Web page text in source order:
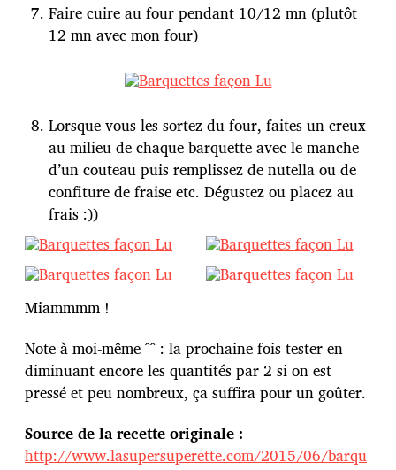
Faire cuire au four pendant 10/12 mn (plutôt
12 mn avec mon four)
Lorsque vous les sortez du four, faites un creux
au milieu de chaque barquette avec le manche
d’un couteau puis remplissez de nutella ou de
confiture de fraise etc. Dégustez ou placez au
frais :))
Miammmm !
Note à moi-même ^^ : la prochaine fois tester en
diminuant encore les quantités par 2 si on est
pressé et peu nombreux, ça suffira pour un goûter.
Source de la recette originale :
http://www.lasupersuperette.com/2015/06/barqu